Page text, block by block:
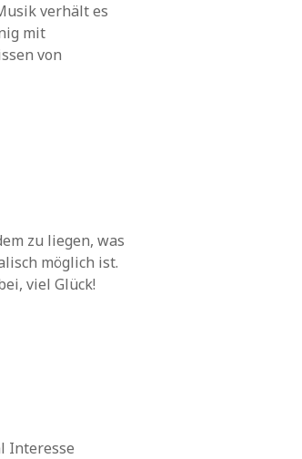
verhält es
mit
von
zu liegen, was
möglich ist.
viel Glück!
Interesse